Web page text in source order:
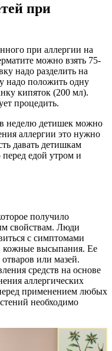
при
при аллергии на
можно взять 75-
надо разделить на
надо положить одну
кипяток (200 мл).
процедить.
в неделю детишек можно
аллергии это нужно
давать детишкам
перед едой утром и
получило
свойствам. Люди
с симптомами
кожные высыпания. Ее
или мазей.
средств на основе
аллергических
применением любых
необходимо